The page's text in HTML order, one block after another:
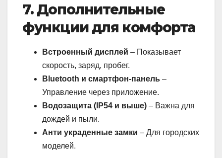
7. Дополнительные
функции для комфорта
Встроенный дисплей – Показывает
скорость, заряд, пробег.
Bluetooth и смартфон-панель –
Управление через приложение.
Водозащита (IP54 и выше) – Важна для
дождей и пыли.
Анти украденные замки – Для городских
моделей.